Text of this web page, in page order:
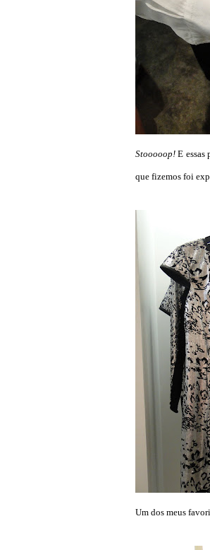
Stooooop! E essas
que fizemos foi
Um dos meus